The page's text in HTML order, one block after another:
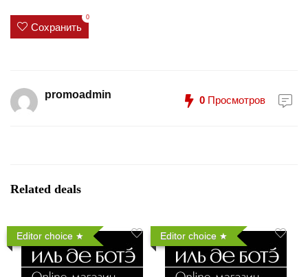
Сохранить
0
promoadmin 0 Просмотров
Related deals
Editor choice Editor choice